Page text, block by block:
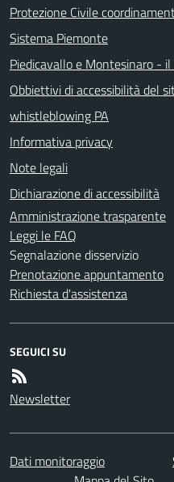
Protezione Civile
Sistema Piemonte
Piedicavallo e Montesinaro -
Obbiettivi di accessibilità del
whistleblowing PA
Informativa privacy
Note legali
Dichiarazione di accessibilità
Amministrazione trasparente
Leggi le FAQ
Segnalazione disservizio
Prenotazione appuntamento
Richiesta d'assistenza
SEGUICI SU
Newsletter
Dati monitoraggio